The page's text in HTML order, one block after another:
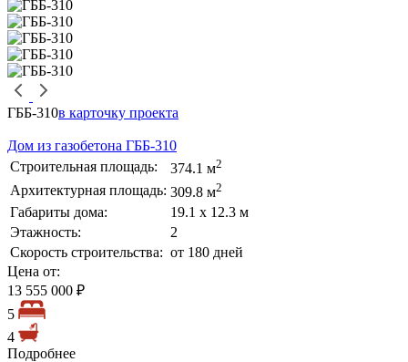
ГББ-310в карточку проекта
Дом из газобетона ГББ-310
Строительная площадь:
374.1 м2
Архитектурная площадь: 309.8 м2
Габариты дома:
19.1 х 12.3 м
Этажность:
2
Скорость строительства: от 180 дней
Цена от:
13 555 000 ₽
5
4
Подробнее